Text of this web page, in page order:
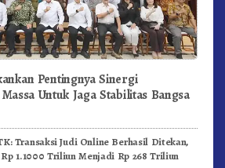
Pentingnya Sinergi
Untuk Jaga Stabilitas Bangsa
Transaksi Judi Online Berhasil Ditekan,
1.1000 Triliun Menjadi Rp 268 Triliun